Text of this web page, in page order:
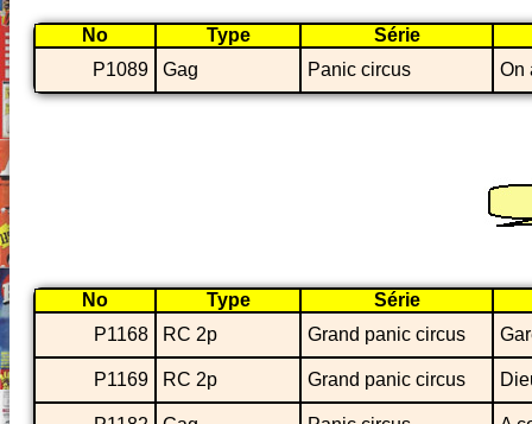
No Type
Série
P1089
Gag Panic circus On
No Type
Série
P1168
RC 2p Grand panic circus
P1169 RC 2p Grand panic circus